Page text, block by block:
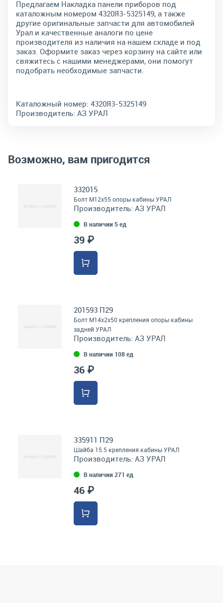
Предлагаем Накладка панели приборов под
каталожным номером 4320Я3-5325149, а также
другие оригинальные запчасти для автомобилей
Урал и качественные аналоги по цене
производителя из наличия на нашем складе и под
заказ. Оформите заказ через корзину на сайте или
свяжитесь с нашими менеджерами, они помогут
подобрать необходимые запчасти.
Каталожный номер: 4320Я3-5325149
Производитель: АЗ УРАЛ
Возможно, вам пригодится
332015
Болт М12х55 опоры кабины УРАЛ
Производитель: АЗ УРАЛ
В наличии 5 ед
39 ₽
201593 П29
Болт М14х2х50 крепления опоры кабины
задней УРАЛ
Производитель: АЗ УРАЛ
В наличии 108 ед
36 ₽
335911 П29
Шайба 15.5 крепления кабины УРАЛ
Производитель: АЗ УРАЛ
В наличии 271 ед
46 ₽